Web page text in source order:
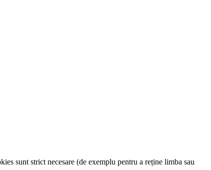
sunt strict necesare (de exemplu pentru a reține limba sau